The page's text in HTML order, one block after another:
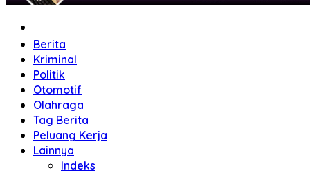
Berita
Kriminal
Politik
Otomotif
Olahraga
Tag Berita
Peluang Kerja
Lainnya
Indeks